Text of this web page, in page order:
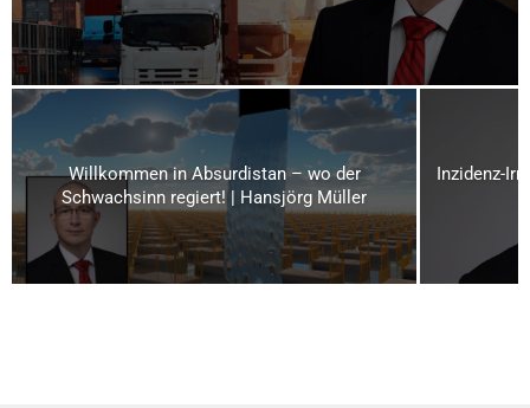
Willkommen in Absurdistan – wo der
Schwachsinn regiert! | Hansjörg Müller
Inzidenz-